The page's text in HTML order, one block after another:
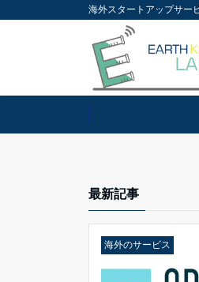
海外スタートアップサー
最新記事
海外のサービス